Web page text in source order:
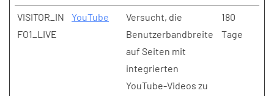
VISITOR_IN
FO1_LIVE
YouTube
Versucht, die
Benutzerbandbreite
auf Seiten mit
integrierten
YouTube-Videos zu
180
Tage